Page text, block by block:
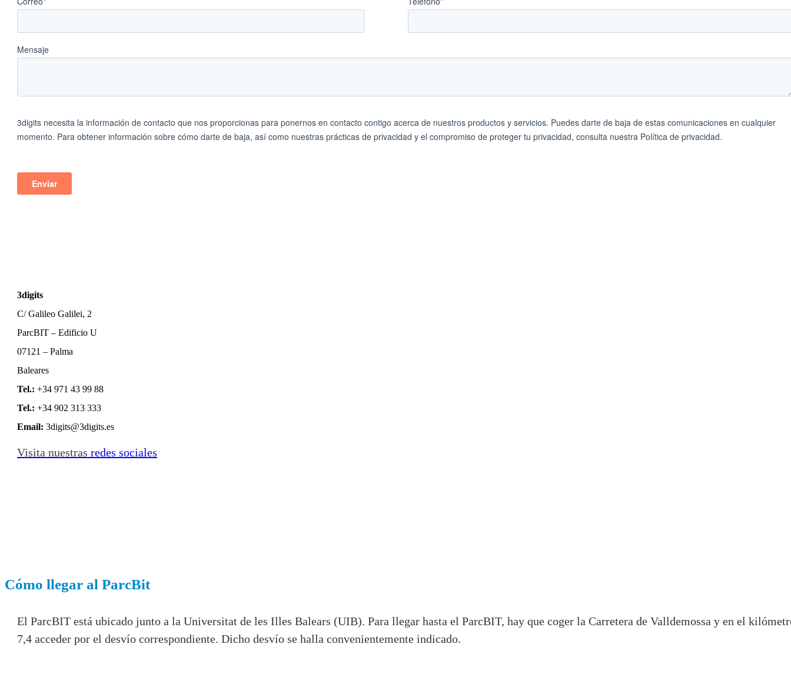
3digits
C/ Galileo Galilei, 2
ParcBIT – Edificio U
07121 – Palma
Baleares
Tel.: +34 971 43 99 88
Tel.: +34 902 313 333
Email: 3digits@3digits.es
Visita nuestras redes sociales
Cómo llegar al ParcBit
El ParcBIT está ubicado junto a la Universitat de les Illes Balears (UIB). Para llegar hasta el ParcBIT, hay que coger la Carretera de Valldemossa y en el
7,4 acceder por el desvío correspondiente. Dicho desvío se halla convenientemente indicado.